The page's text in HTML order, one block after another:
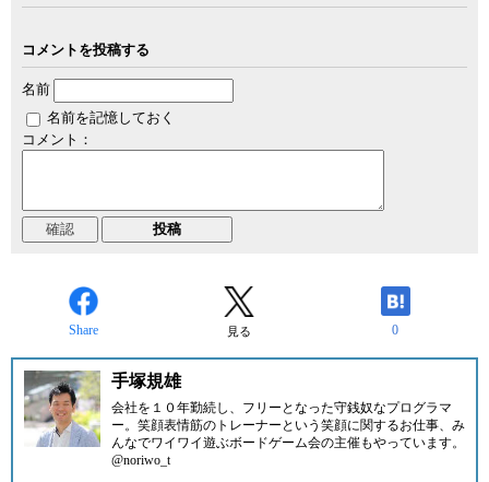
コメントを投稿する
名前
名前を記憶しておく
コメント：
Share 見る 0
手塚規雄
会社を１０年勤続し、フリーとなった守銭奴なプログラマ
ー。笑顔表情筋のトレーナーという笑顔に関するお仕事、み
んなでワイワイ遊ぶボードゲーム会の主催もやっています。
@noriwo_t